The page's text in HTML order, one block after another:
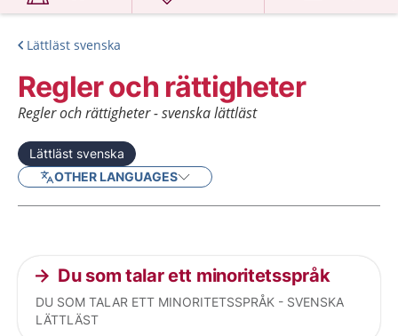
Lättläst svenska
Regler och rättigheter
Regler och rättigheter - svenska lättläst
Lättläst svenska
OTHER LANGUAGES
Current articles
Du som talar ett minoritetsspråk
DU SOM TALAR ETT MINORITETSSPRÅK - SVENSKA
LÄTTLÄST